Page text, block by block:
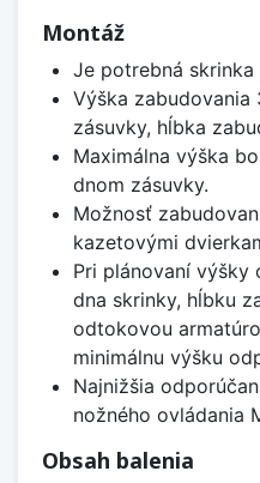
Montáž
Je potrebná skrinka
Výška zabudovania
zásuvky, hĺbka
Maximálna výška
dnom zásuvky.
Možnosť
kazetovými
Pri plánovaní výšky
dna skrinky, hĺbku
odtokovou
minimálnu výšku
Najnižšia
nožného ovládania
Obsah balenia